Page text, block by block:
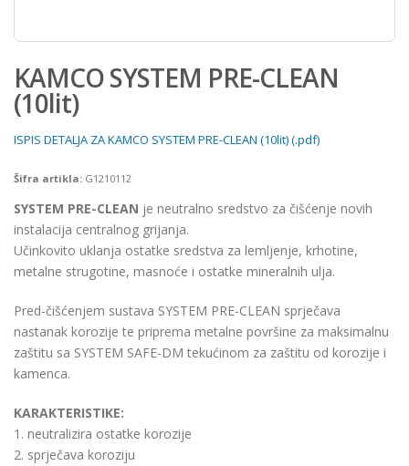
KAMCO SYSTEM PRE-CLEAN
(10lit)
ISPIS DETALJA ZA KAMCO SYSTEM PRE-CLEAN (10lit) (.pdf)
Šifra artikla: G1210112
SYSTEM PRE-CLEAN je neutralno sredstvo za čišćenje novih
instalacija centralnog grijanja.
Učinkovito uklanja ostatke sredstva za lemljenje, krhotine,
metalne strugotine, masnoće i ostatke mineralnih ulja.
Pred-čišćenjem sustava SYSTEM PRE-CLEAN sprječava
nastanak korozije te priprema metalne površine za maksimalnu
zaštitu sa SYSTEM SAFE-DM tekućinom za zaštitu od korozije i
kamenca.
KARAKTERISTIKE:
1. neutralizira ostatke korozije
2. sprječava koroziju